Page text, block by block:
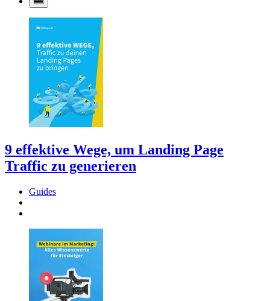
9 effektive Wege, um Landing Page
Traffic zu generieren
Guides